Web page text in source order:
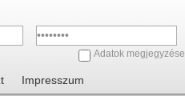
Adatok megjegyzése
Impresszum